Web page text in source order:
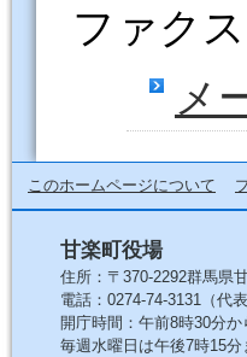
ファク
メ
このホームページについて
甘楽町役場
住所：〒370-2292群馬県
電話：0274-74-3131（代
開庁時間：午前8時30分
毎週水曜日は午後7時15分